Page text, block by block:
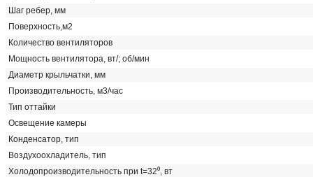
Шаг ребер, мм
Поверхность,м2
Количество вентиляторов
Мощность вентилятора, вт/; об/мин
Диаметр крыльчатки, мм
Производительность, м3/час
Тип оттайки
Освещение камеры
Конденсатор, тип
Воздухоохладитель, тип
Холодопроизводительность при t=32⁰, вт